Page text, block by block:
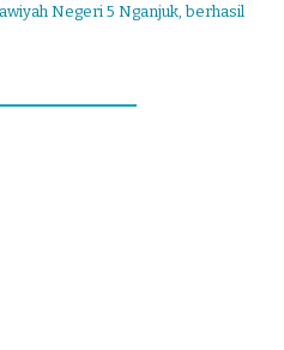
Negeri 5 Nganjuk, berhasil